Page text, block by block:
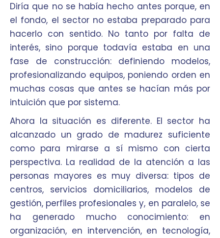
Diría que no se había hecho antes porque, en
el fondo, el sector no estaba preparado para
hacerlo con sentido. No tanto por falta de
interés, sino porque todavía estaba en una
fase de construcción: definiendo modelos,
profesionalizando equipos, poniendo orden en
muchas cosas que antes se hacían más por
intuición que por sistema.
Ahora la situación es diferente. El sector ha
alcanzado un grado de madurez suficiente
como para mirarse a sí mismo con cierta
perspectiva. La realidad de la atención a las
personas mayores es muy diversa: tipos de
centros, servicios domiciliarios, modelos de
gestión, perfiles profesionales y, en paralelo, se
ha generado mucho conocimiento: en
organización, en intervención, en tecnología,